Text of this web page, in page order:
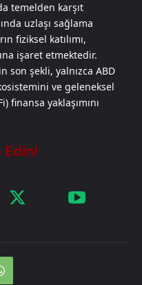
temelden karşıt
uzlaşı sağlama
fiziksel katılımı,
işaret etmektedir.
şekli, yalnızca ABD
ve geleneksel
finansa yaklaşımını